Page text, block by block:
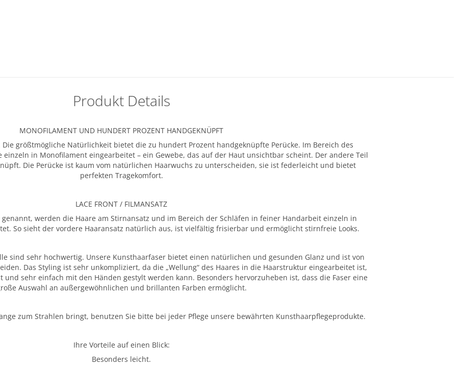
Produkt Details
MONOFILAMENT UND HUNDERT PROZENT HANDGEKNÜPFT
größtmögliche Natürlichkeit bietet die zu hundert Prozent handgeknüpfte Perücke. Im Bereich des
einzeln in Monofilament eingearbeitet – ein Gewebe, das auf der Haut unsichtbar scheint. Der andere Teil
Die Perücke ist kaum vom natürlichen Haarwuchs zu unterscheiden, sie ist federleicht und bietet
perfekten Tragekomfort.
LACE FRONT / FILMANSATZ
genannt, werden die Haare am Stirnansatz und im Bereich der Schläfen in feiner Handarbeit einzeln in
So sieht der vordere Haaransatz natürlich aus, ist vielfältig frisierbar und ermöglicht stirnfreie Looks.
sind sehr hochwertig. Unsere Kunsthaarfaser bietet einen natürlichen und gesunden Glanz und ist von
Das Styling ist sehr unkompliziert, da die „Wellung“ des Haares in die Haarstruktur eingearbeitet ist,
sehr einfach mit den Händen gestylt werden kann. Besonders hervorzuheben ist, dass die Faser eine
Auswahl an außergewöhnlichen und brillanten Farben ermöglicht.
zum Strahlen bringt, benutzen Sie bitte bei jeder Pflege unsere bewährten Kunsthaarpflegeprodukte.
Ihre Vorteile auf einen Blick:
Besonders leicht.